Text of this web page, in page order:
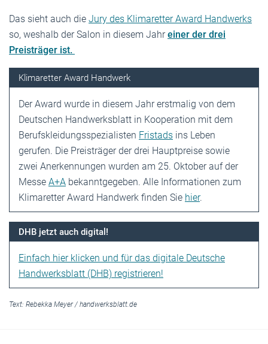
Das sieht auch die Jury des Klimaretter Award Handwerks
so, weshalb der Salon in diesem Jahreiner der drei
Preisträger ist.
Klimaretter Award Handwerk
Der Award wurde in diesem Jahr erstmalig von dem
Deutschen Handwerksblatt in Kooperation mit dem
Berufskleidungsspezialisten Fristads ins Leben
gerufen. Die Preisträger der drei Hauptpreise sowie
zwei Anerkennungen wurden am 25. Oktober auf der
Messe A+A bekanntgegeben. Alle Informationen zum
Klimaretter Award Handwerk finden Sie hier.
DHB jetzt auch digital!
Einfach hier klicken und für das digitale Deutsche
Handwerksblatt (DHB) registrieren!
Text: Rebekka Meyer/ handwerksblatt.de